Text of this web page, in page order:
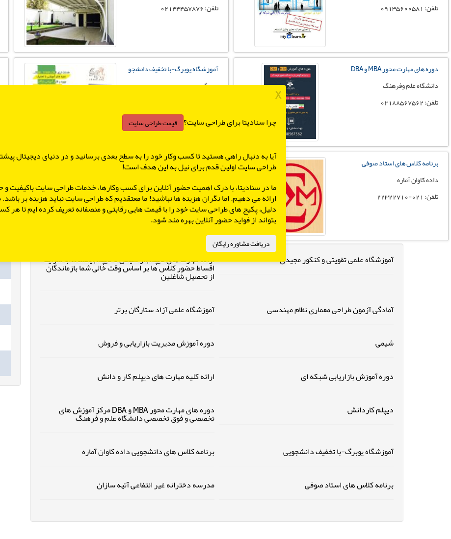
X
تلفن: 09135600581
تلفن: 02144457876
دوره های مهارت محور MBA و DBA
دانشگاه علم وفرهنگ
تلفن: 02188567562
آموزشگاه یوبرگ-با تخفیف دانشجو
یوبرگ
برنامه کلاس های استاد صوفی
داده کاوان آماره
تلفن: 021-22322710
مدرسه دخترانه غیر انتفاعی آتیه
تلفن: 09123026407-021
آموزشگاه علمی تقویتی و کنکور مجیدی ارائه مهارت های دیپلم،از سیکل تا دیپلم،یکساله،با شرایط
اقساط حضور کلاس ها بر اساس وقت خالی شما بازماندگان
از تحصیل شاغلین
آمادگی آزمون طراحی معماری نظام مهندسی آموزشگاه علمی آزاد ستارگان برتر
شیمی دوره آموزش مدیریت بازاریابی و فروش
دوره آموزش بازاریابی شبکه ای ارائه کلیه مهارت های دیپلم کار و دانش
دیپلم کاردانش دوره های مهارت محور MBA و DBA مرکز آموزش های
تخصصی و فوق تخصصی دانشگاه علم و فرهنگ
آموزشگاه یوبرگ-با تخفیف دانشجویی برنامه کلاس های دانشجویی داده کاوان آماره
برنامه کلاس های استاد صوفی مدرسه دخترانه غیر انتفاعی آتیه سازان
X
چرا سنادیتا برای طراحی سایت؟ قیمت طراحی سایت
آیا به دنبال راهی هستید تا کسب وکار خود را به سطح بعدی برسانید و در دنیای دیجیتال
طراحی سایت اولین قدم برای نیل به این هدف است!
ما در سنادیتا، با درک اهمیت حضور آنلاین برای کسب وکارها، خدمات طراحی سایت باکیفیت و
ارائه می دهیم. اما نگران هزینه ها نباشید! ما معتقدیم که طراحی سایت نباید هزینه بر
دلیل، پکیج های طراحی سایت خود را با قیمت هایی رقابتی و منصفانه تعریف کرده ایم تا هر
بتواند از فواید حضور آنلاین بهره مند شود.
دریافت مشاوره رایگان